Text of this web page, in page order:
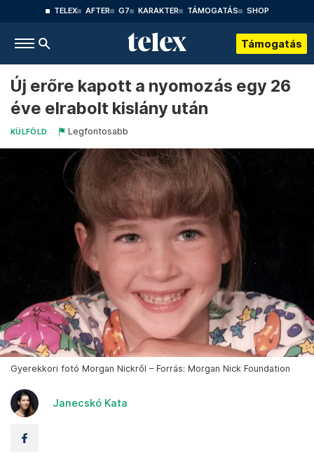
TELEX AFTER G7 KARAKTER TÁMOGATÁS SHOP
Támogatás
Új erőre kapott a nyomozás egy 26
éve elrabolt kislány után
KÜLFÖLD Legfontosabb
Gyerekkori fotó Morgan Nickről – Forrás: Morgan Nick Foundation
Janecskó Kata